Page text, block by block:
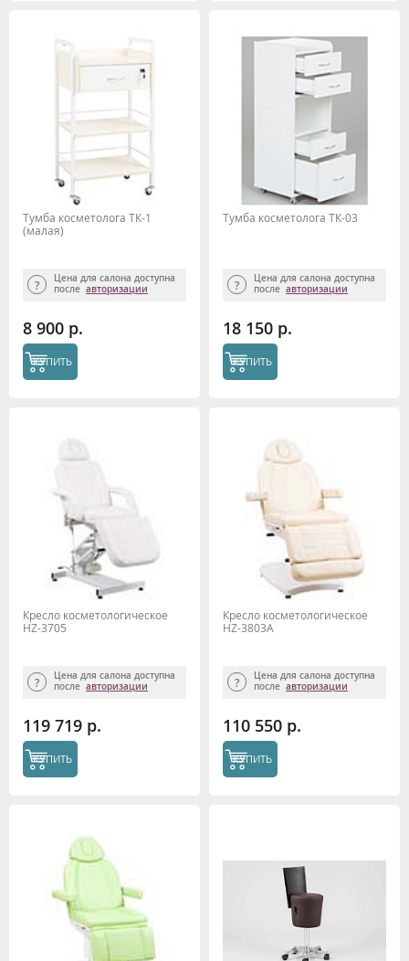
Тумба косметолога ТК-1
(малая)
Цена для салона доступна
после авторизации
8 900 р.
КУПИТЬ
Тумба косметолога ТК-03
Цена для салона доступна
после авторизации
18 150 р.
КУПИТЬ
Кресло косметологическое
HZ-3705
Цена для салона доступна
после авторизации
119 719 р.
КУПИТЬ
Кресло косметологическое
HZ-3803A
Цена для салона доступна
после авторизации
110 550 р.
КУПИТЬ